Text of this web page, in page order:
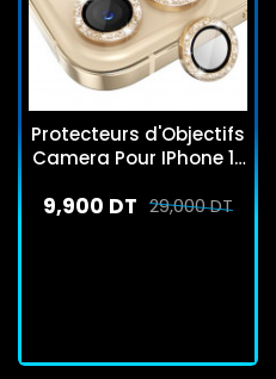
Protecteurs d'Objectifs
Camera Pour IPhone 12
29,000 DT
9,900 DT